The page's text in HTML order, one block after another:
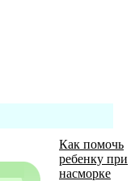
Как помочь
ребенку при
насморке